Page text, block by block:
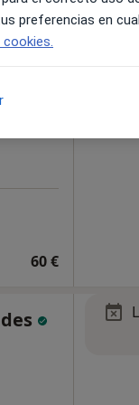
de
60 €
preferencias en